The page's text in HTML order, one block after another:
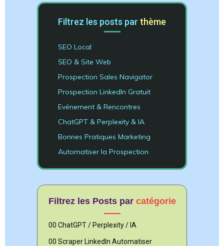
Filtrez les posts par thème
SEO Local
SEO & Site Web
Prospection Sales Navigator
Prospection LinkedIn Gratuit
Evénement & Rencontres
ChatGPT & Perplexity & IA
Bonnes Pratiques Marketing
Automatiser la Prospection
Filtrez les Posts par catégorie
00 ChatGPT / Perplexity / IA
00 Scraper LinkedIn Automatiser